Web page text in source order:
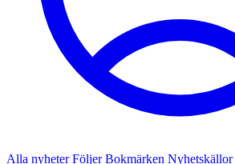
Alla nyheterFöljerBokmärken Nyhetskällor